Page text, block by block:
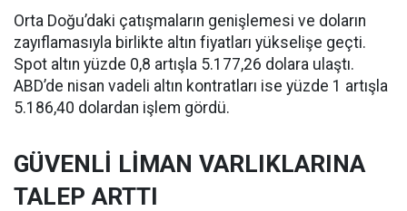
Orta Doğu’daki çatışmaların genişlemesi ve doların
zayıflamasıyla birlikte altın fiyatları yükselişe geçti.
Spot altın yüzde 0,8 artışla 5.177,26 dolara ulaştı.
ABD’de nisan vadeli altın kontratları ise yüzde 1 artışla
5.186,40 dolardan işlem gördü.
GÜVENLİ LİMAN VARLIKLARINA
TALEP ARTTI